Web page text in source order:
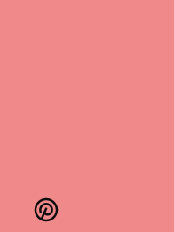
Pinterest